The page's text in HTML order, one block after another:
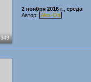
349
2 ноября 2016 г., среда
Автор: Alex-Od